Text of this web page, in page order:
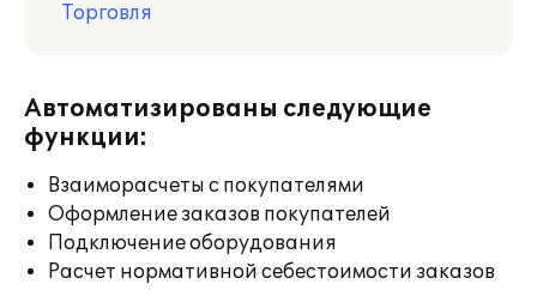
Торговля
Автоматизированы следующие
функции:
Взаиморасчеты с покупателями
Оформление заказов покупателей
Подключение оборудования
Расчет нормативной себестоимости заказов